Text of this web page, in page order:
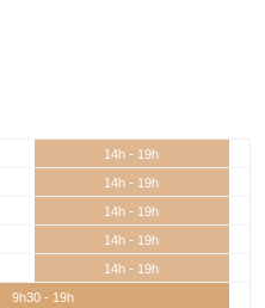
14h - 19h
14h - 19h
14h - 19h
14h - 19h
14h - 19h
9h30 - 19h